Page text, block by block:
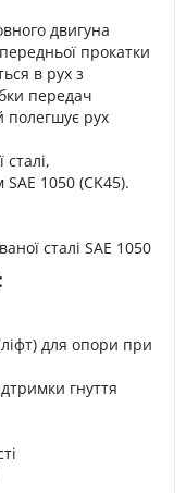
двигуна
прокатки
в рух з
передач
полегшує рух
сталі,
1050 (CK45).
сталі SAE 1050
для опори при
гнуття